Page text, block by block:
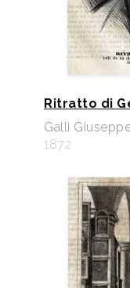
Ritratto di
Galli
1872